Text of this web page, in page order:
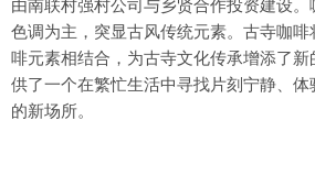
由南联村强村公司与乡贤合作投资建设
色调为主，突显古风传统元素。古寺咖
啡元素相结合，为古寺文化传承增添了
供了一个在繁忙生活中寻找片刻宁静、
的新场所。